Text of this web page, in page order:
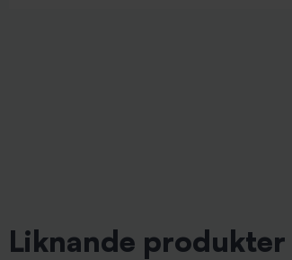
Liknande produkter